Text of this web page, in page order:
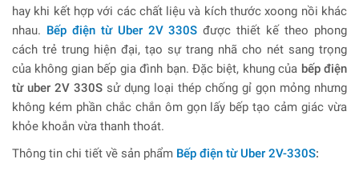
hay khi kết hợp với các chất liệu và kích thước xoong nồi khác
nhau. Bếp điện từ Uber 2V 330S được thiết kế theo phong
cách trẻ trung hiện đại, tạo sự trang nhã cho nét sang trọng
của không gian bếp gia đình bạn. Đặc biệt, khung của bếp điện
từ uber 2V 330S sử dụng loại thép chống gỉ gọn mỏng nhưng
không kém phần chắc chắn ôm gọn lấy bếp tạo cảm giác vừa
khỏe khoắn vừa thanh thoát.
Thông tin chi tiết về sản phẩm Bếp điện từ Uber 2V-330S: